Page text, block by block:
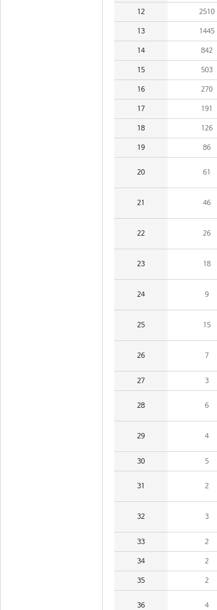
12 2510
13 1445
14 842
15 503
16 270
17 191
18 126
19 86
20 61
21 46
22 26
23 18
24 9
25 15
26 7
27 3
28 6
29 4
30 5
31 2
32 3
33 2
34 2
35 2
36 4